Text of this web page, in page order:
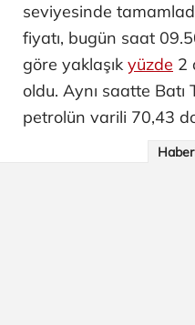
seviyesinde
fiyatı, bugün saat
göre yaklaşık yüzde 2
oldu. Aynı saatte
petrolün varili 70,43